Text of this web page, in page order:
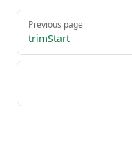
Pager
Previous page
trimStart